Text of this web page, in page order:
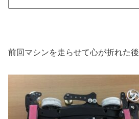
前回マシンを走らせて心が折れた